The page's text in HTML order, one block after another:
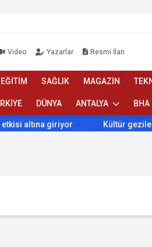
Video Yazarlar Resmi İlan
EĞİTİM SAĞLIK MAGAZİN
DÜNYA ANTALYA BHA
giriyor Kültür gezileriyle